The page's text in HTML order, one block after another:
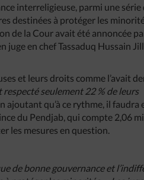
interreligieuse, parmi une série
destinées à protéger les
de la Cour avait été annoncée
juge en chef Tassaduq Hussain
et leurs droits comme l’avait
seulement 22 % de leurs
ajoutant qu’à ce rythme, il faudra
du Pendjab, qui compte 2,06
les mesures en question.
de bonne gouvernance et